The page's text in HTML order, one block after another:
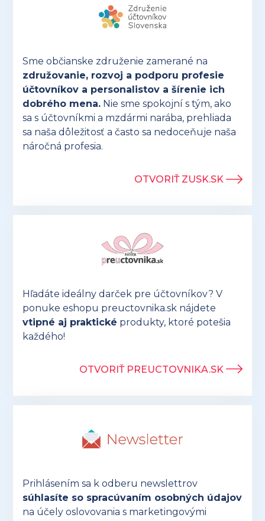
Sme občianske združenie zamerané na
združovanie, rozvoj a podporu profesie
účtovníkov a personalistov a šírenie ich
dobrého mena. Nie sme spokojní s tým, ako
sa s účtovníkmi a mzdármi narába, prehliada
sa naša dôležitosť a často sa nedoceňuje naša
náročná profesia.
OTVORIŤ ZUSK.SK
Hľadáte ideálny darček pre účtovníkov? V
ponuke eshopu preuctovnika.sk nájdete
vtipné aj praktické produkty, ktoré potešia
každého!
OTVORIŤ PREUCTOVNIKA.SK
Prihlásením sa k odberu newslettrov
súhlasíte so spracúvaním osobných údajov
na účely oslovovania s marketingovými